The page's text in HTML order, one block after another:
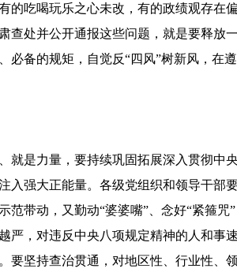
的吃喝玩乐之心未改，有的政绩观存在
查处并公开通报这些问题，就是要释放
必备的规矩，自觉反“四风”树新风，在
就是力量，要持续巩固拓展深入贯彻中
入强大正能量。各级党组织和领导干部
范带动，又勤动“婆婆嘴”、念好“紧箍
严，对违反中央八项规定精神的人和事
要坚持查治贯通，对地区性、行业性、